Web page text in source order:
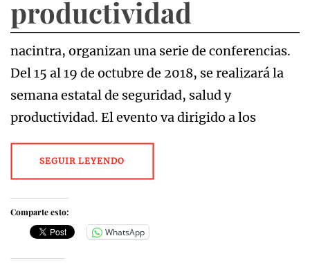
productividad
nacintra, organizan una serie de conferencias.
Del 15 al 19 de octubre de 2018, se realizará la
semana estatal de seguridad, salud y
productividad. El evento va dirigido a los
SEGUIR LEYENDO
Comparte esto:
WhatsApp